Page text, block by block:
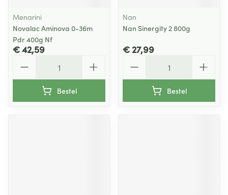
Menarini
Novalac Aminova 0-36m
Pdr 400g Nf
€ 42,59
Bestel
Nan
Nan Sinergity 2 800g
€ 27,99
Bestel